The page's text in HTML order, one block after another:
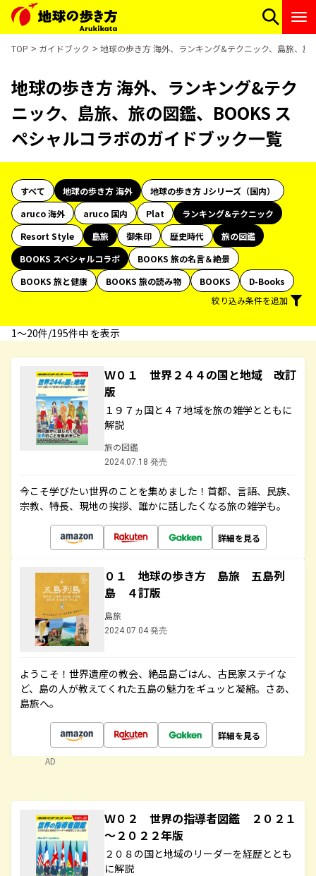
TOP ガイドブック 地球の歩き方 海外、ランキング&テクニック、島旅、
地球の歩き方 海外、ランキング&テク
ニック、島旅、旅の図鑑、BOOKS ス
ペシャルコラボのガイドブック一覧
すべて 地球の歩き方 海外
地球の歩き方 Jシリーズ（国内）
aruco 海外
aruco 国内 Plat
ランキング&テクニック
Resort Style
島旅 御朱印 歴史時代
旅の図鑑
BOOKS スペシャルコラボ
BOOKS 旅の名言＆絶景
BOOKS 旅と健康
BOOKS 旅の読み物 BOOKS
D-Books
絞り込み条件を追加
1〜20件/195件中 を表示
Ｗ０１ 世界２４４の国と地域 改訂
版
１９７ヵ国と４７地域を旅の雑学とともに
解説
旅の図鑑
2024.07.18 発売
今こそ学びたい世界のことを集めました！首都、言語、民族、
宗教、特長、現地の挨拶、誰かに話したくなる旅の雑学も。
詳細を見る
０１ 地球の歩き方 島旅 五島列
島 ４訂版
島旅
2024.07.04 発売
ようこそ！世界遺産の教会、絶品島ごはん、古民家ステイな
ど、島の人が教えてくれた五島の魅力をギュッと凝縮。さあ、
島旅へ。
詳細を見る
AD
Ｗ０２ 世界の指導者図鑑 ２０２１
～２０２２年版
２０８の国と地域のリーダーを経歴ととも
に解説